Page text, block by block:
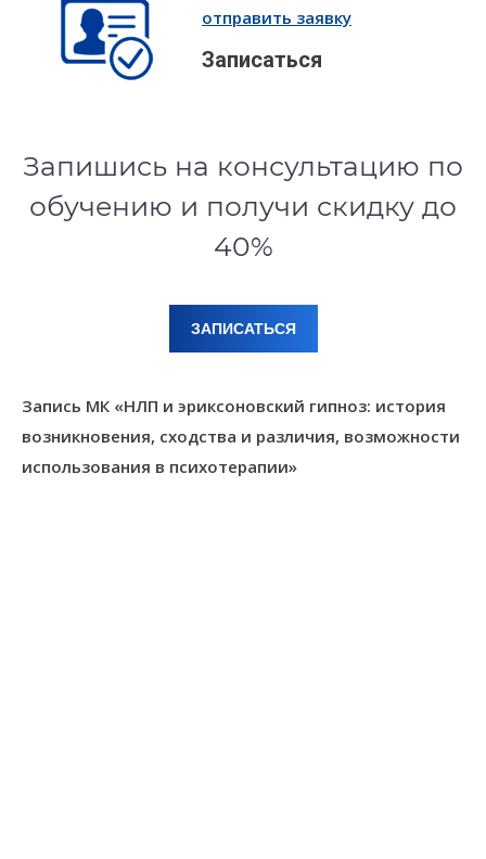
отправить заявку
Записаться
Запишись на консультацию по
обучению и получи скидку до
40%
ЗАПИСАТЬСЯ
Запись МК «НЛП и эриксоновский гипноз: история
возникновения, сходства и различия, возможности
использования в психотерапии»